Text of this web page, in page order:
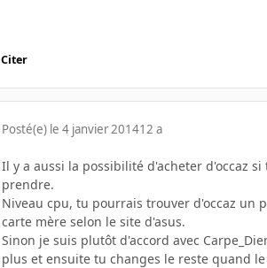
Citer
Posté(e) le 4 janvier 201412 a
Il y a aussi la possibilité d'acheter d'occaz
prendre.
Niveau cpu, tu pourrais trouver d'occaz un
carte mère selon le site d'asus.
Sinon je suis plutôt d'accord avec
plus et ensuite tu changes le reste quand